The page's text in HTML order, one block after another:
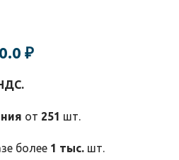
₽
от 251 шт.
более 1 тыс. шт.